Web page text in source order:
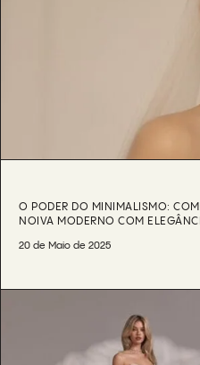
O PODER DO MINIMALISMO:
NOIVA MODERNO COM
20 de Maio de 2025